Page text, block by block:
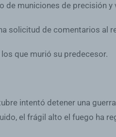
municiones de precisión y
solicitud de comentarios al
que murió su predecesor.
intentó detener una
el frágil alto el fuego ha